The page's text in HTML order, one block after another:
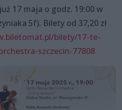
17 maja o godz. 19:00 w
5f). Bilety od 37,20 zł
bilety/17-te-
szczecin-77808